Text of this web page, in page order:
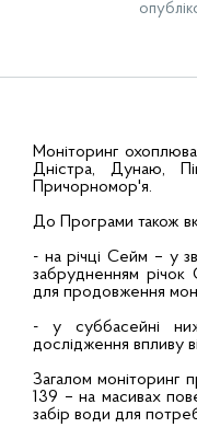
Моніторинг
Дністра, Дунаю,
Причорномор'я.
До Програми також
- на річці Сейм – у
забрудненням
для продовження
- у суббасейні
дослідження впливу
Загалом моніторинг
139 – на масивах
забір води для